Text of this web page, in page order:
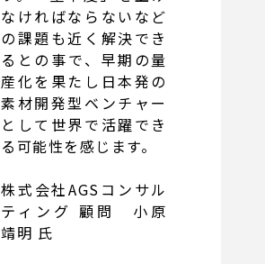
なければならないなど
の課題も近く解決でき
るとの事で、早期の量
産化を果たし日本発の
素材開発型ベンチャー
として世界で活躍でき
る可能性を感じます。
株式会社AGSコンサル
ティング 顧問 小原
靖明 氏